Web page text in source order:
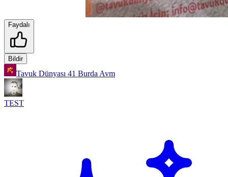
Faydalı
Bildir
Tavuk Dünyası 41 Burda Avm
TEST